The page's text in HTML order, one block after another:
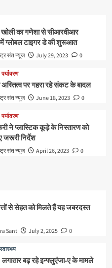
खोली का गणेशा से सीआरवीआर
ग्लोबल टाइगर डे की शुरूआत
संत न्यूज July 29, 2023 0
पर्यावरण
अस्तित्व पर गहरा रहे संकट के बादल
संत न्यूज June 18, 2023 0
पर्यावरण
ने प्लास्टिक कूड़े के निस्तारण को
निर्देश
संत न्यूज April 26, 2023 0
से सेहत को मिलते हैं यह जबरदस्त
Sant July 2, 2025 0
स्वास्थ्य
लगातार बढ़ रहे इन्फ्लुएंजा-ए के मामले